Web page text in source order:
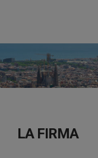
LA FIRMA